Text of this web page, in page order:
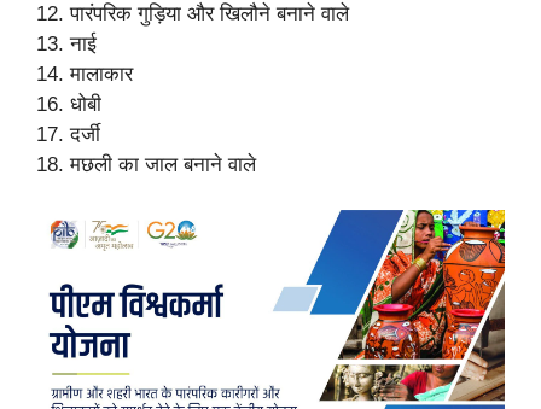
12. पारंपरिक गुड़िया और खिलौने बनाने वाले
13. नाई
14. मालाकार
16. धोबी
17. दर्जी
18. मछली का जाल बनाने वाले